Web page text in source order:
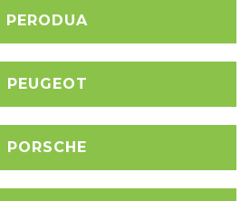
PERODUA
PEUGEOT
PORSCHE